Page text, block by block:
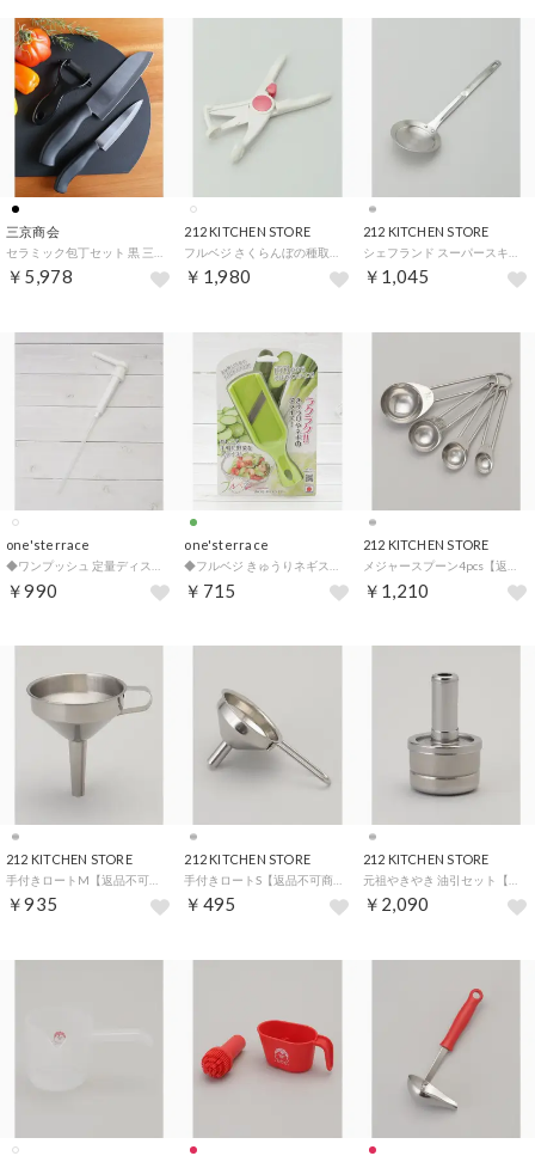
三京商会
￥5,978
212 KITCHEN STORE
￥1,980
212 KITCHEN STORE
￥1,045
one'sterrace
￥990
one'sterrace
￥715
212 KITCHEN STORE
￥1,210
212 KITCHEN STORE
￥935
212 KITCHEN STORE
￥495
212 KITCHEN STORE
￥2,090